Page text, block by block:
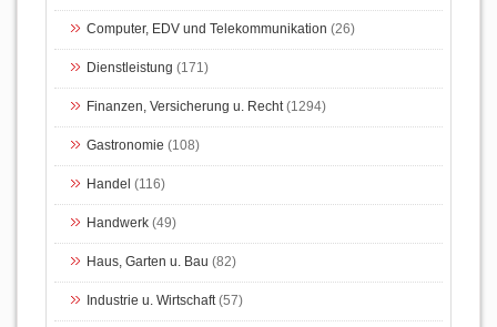
Computer, EDV und Telekommunikation (26)
Dienstleistung (171)
Finanzen, Versicherung u. Recht(1294)
Gastronomie (108)
Handel (116)
Handwerk (49)
Haus, Garten u. Bau (82)
Industrie u. Wirtschaft(57)